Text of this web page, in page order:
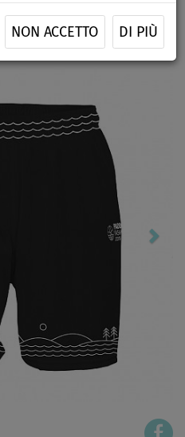
NON ACCETTO DI PIÙ
Next